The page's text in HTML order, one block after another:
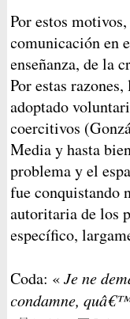
Por estos
comunicación en
enseñanza, de la
Por estas
adoptado
coercitivos
Media y hasta
problema y el
fue conquistando
autoritaria de los
específico,
Coda: «Je ne
condamne,